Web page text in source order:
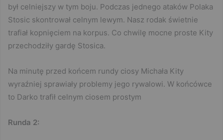
był celniejszy w tym boju. Podczas jednego ataków Polaka
Stosic skontrował celnym lewym. Nasz rodak świetnie
trafiał kopnięciem na korpus. Co chwilę mocne proste Kity
przechodziły gardę Stosica.
Na minutę przed końcem rundy ciosy Michała Kity
wyraźniej sprawiały problemy jego rywalowi. W końcówce
to Darko trafił celnym ciosem prostym
Runda 2: